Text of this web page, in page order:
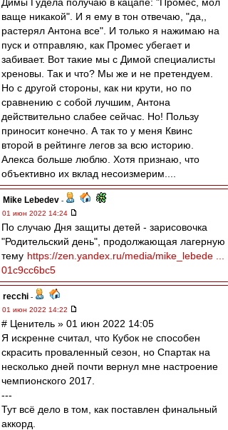
ваще никакой". И я ему в тон отвечаю, "да,,
растерял Антона все". И только я нажимаю на
пуск и отправляю, как Промес убегает и
забивает. Вот такие мы с Димой специалисты
хреновы. Так и что? Мы же и не претендуем.
Но с другой стороны, как ни крути, но по
сравнению с собой лучшим, Антона
действительно слабее сейчас. Но! Пользу
приносит конечно. А так то у меня Квинс
второй в рейтинге легов за всю историю.
Алекса больше люблю. Хотя признаю, что
объективно их вклад несоизмерим....
Mike Lebedev -
01 июн 2022 14:24
По случаю Дня защиты детей - зарисовочка
"Родительский день", продолжающая лагерную
тему https://zen.yandex.ru/media/mike_lebede ...
01c9cc6bc5
recchi -
01 июн 2022 14:22
# Ценитель » 01 июн 2022 14:05
Я искренне считал, что Кубок не способен
скрасить проваленный сезон, но Спартак на
несколько дней почти вернул мне настроение
чемпионского 2017.
---
Тут всё дело в том, как поставлен финальный
аккорд.